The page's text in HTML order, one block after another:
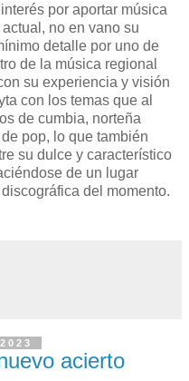
por aportar música
no en vano su
detalle por uno de
de la música regional
su experiencia y visión
con los temas que al
de cumbia, norteña
pop, lo que también
su dulce y característico
de un lugar
del momento.
acierto